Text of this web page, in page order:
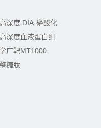
深度 DIA·磷酸化
深度血液蛋白组
广靶MT1000
糖肽